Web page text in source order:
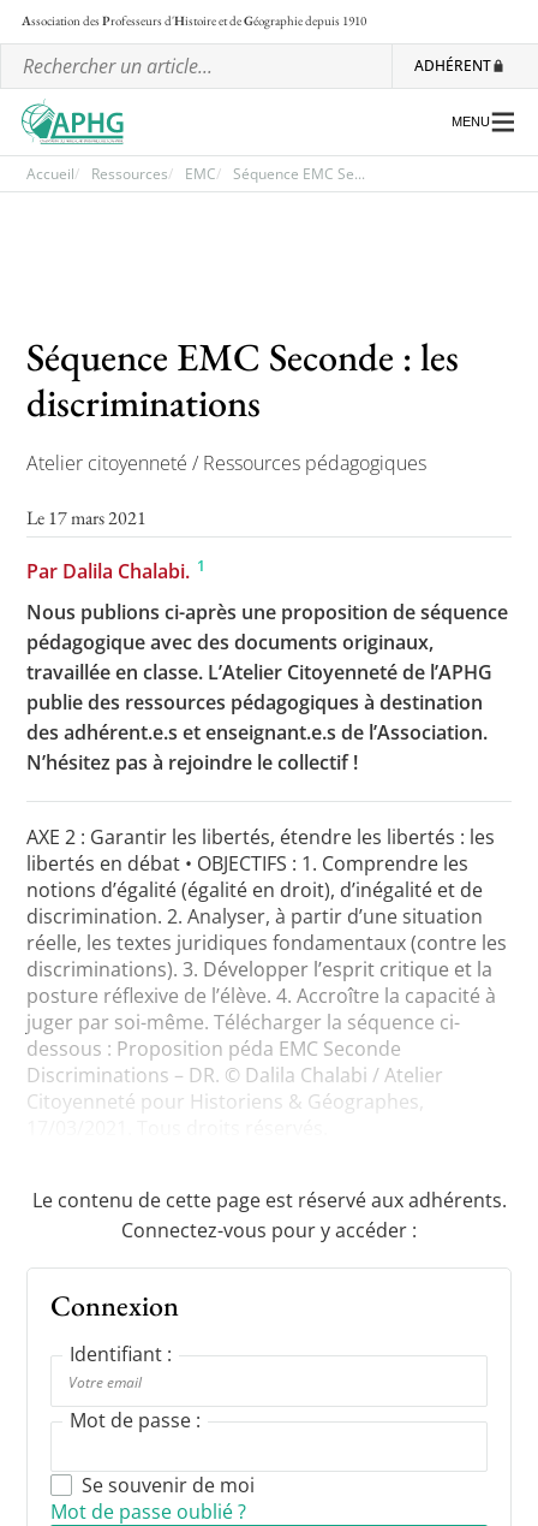
Association desProfesseurs d'Histoire et deGéographiedepuis 1910
ADHÉRENT
Les ateliers nationaux
Communiqués et motions
L’APHG dans la presse
Toutes les actualités
Les rendez-vous de l’APHG
Concours de recrutement
Concours scolaires
Critique d’ouvrages publiés
Culture
MENU
Accueil Ressources EMC Séquence EMC Se...
Séquence EMC Seconde : les
discriminations
Atelier citoyenneté / Ressources pédagogiques
Le 17 mars 2021
Par Dalila Chalabi. 1
Nous publions ci-après une proposition de séquence
pédagogique avec des documents originaux,
travaillée en classe. L’Atelier Citoyenneté de l’APHG
publie des ressources pédagogiques à destination
des adhérent.e.s et enseignant.e.s de l’Association.
N’hésitez pas à rejoindre le collectif !
AXE 2 : Garantir les libertés, étendre les libertés : les
libertés en débat • OBJECTIFS : 1. Comprendre les
notions d’égalité (égalité en droit), d’inégalité et de
discrimination. 2. Analyser, à partir d’une situation
réelle, les textes juridiques fondamentaux (contre les
discriminations). 3. Développer l’esprit critique et la
posture réflexive de l’élève. 4. Accroître la capacité à
juger par soi-même. Télécharger la séquence ci-
dessous : Proposition péda EMC Seconde
Discriminations – DR. © Dalila Chalabi / Atelier
Citoyenneté pour Historiens & Géographes,
Le contenu de cette page est réservé aux adhérents.
Connectez-vous pour y accéder :
Connexion
Identifiant :
Mot de passe :
Se souvenir de moi
Mot de passe oublié ?